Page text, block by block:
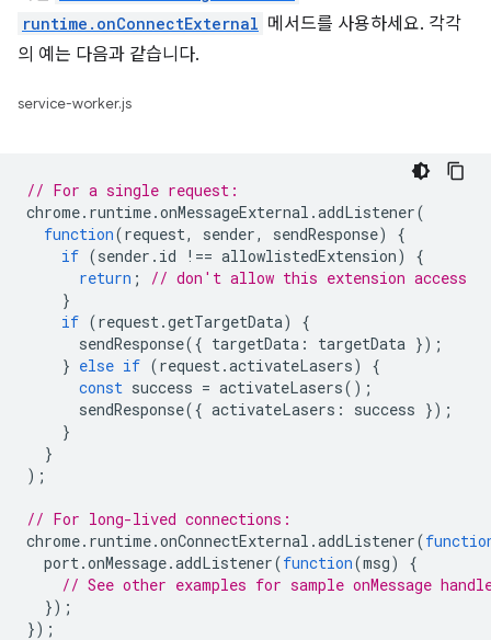
runtime.onConnectExternal 메서드를 사용하세요. 각각
의 예는 다음과 같습니다.
service-worker.js
// For a single request:
chrome. runtime.onMessageExternal .addListener(
function(request, sender, sendResponse)
{
if (sender . id !== allowlistedExtension)
{
return ;
// don't allow this extension access
}
if (request.getTargetData)
{
sendResponse({ targetData : targetData });
} else if (request.activateLasers)
{
const success = activateLasers();
sendResponse({ activateLasers : success });
}
}
);
// For long-lived connections:
chrome. runtime.onConnectExternal .addListener(
port.onMessage.addListener(function(msg)
{
// See other examples for sample onMessage
});
});